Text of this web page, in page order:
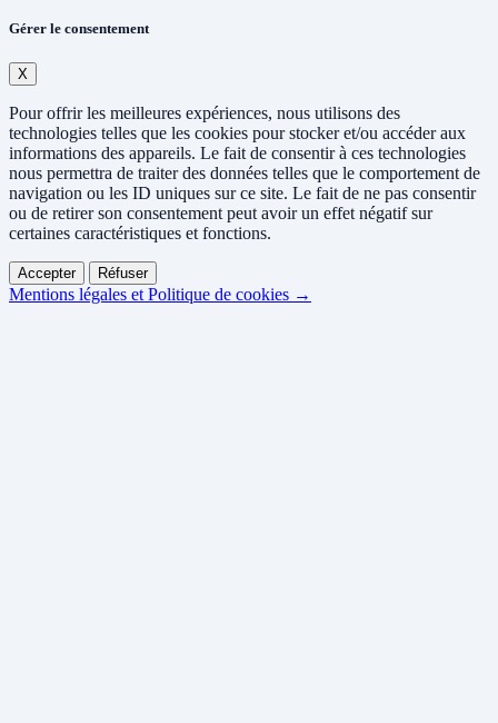
Gérer le consentement
X
Pour offrir les meilleures expériences, nous utilisons des
technologies telles que les cookies pour stocker et/ou accéder aux
informations des appareils. Le fait de consentir à ces technologies
nous permettra de traiter des données telles que le comportement de
navigation ou les ID uniques sur ce site. Le fait de ne pas consentir
ou de retirer son consentement peut avoir un effet négatif sur
certaines caractéristiques et fonctions.
Accepter Réfuser
Mentions légales et Politique de cookies →